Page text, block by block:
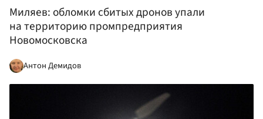
Миляев: обломки сбитых дронов упали
на территорию промпредприятия
Новомосковска
Антон Демидов